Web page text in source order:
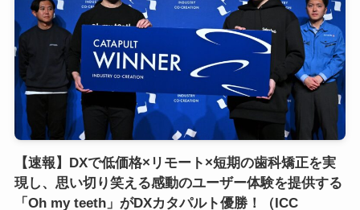
【速報】DXで低価格×リモート×短期の歯科矯正を実
現し、思い切り笑える感動のユーザー体験を提供する
「Oh my teeth」がDXカタパルト優勝！（ICC